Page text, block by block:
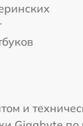
и